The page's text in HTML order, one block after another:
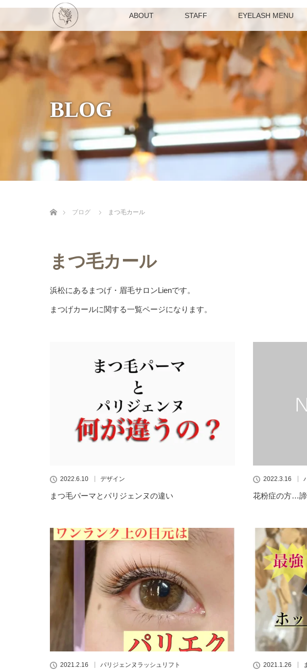
ABOUT STAFF EYELASH MENU
BLOG
ブログ
まつ毛カール
まつ毛カール
浜松にあるまつげ・眉毛サロンLienです。
まつげカールに関する一覧ページになります。
2022.6.10 デザイン
まつ毛パーマとパリジェンヌの違い
2022.3.16
花粉症の方…
2021.2.16 パリジェンヌラッシュリフト 2021.1.26